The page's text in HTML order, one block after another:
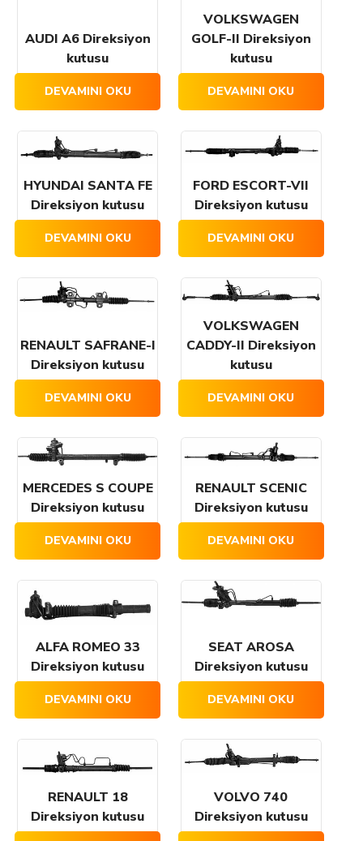
AUDI A6 Direksiyon
kutusu
DEVAMINI OKU
VOLKSWAGEN
GOLF-II Direksiyon
kutusu
DEVAMINI OKU
HYUNDAI SANTA FE
Direksiyon kutusu
DEVAMINI OKU
FORD ESCORT-VII
Direksiyon kutusu
DEVAMINI OKU
RENAULT SAFRANE-I
Direksiyon kutusu
DEVAMINI OKU
VOLKSWAGEN
CADDY-II Direksiyon
kutusu
DEVAMINI OKU
MERCEDES S COUPE
Direksiyon kutusu
DEVAMINI OKU
RENAULT SCENIC
Direksiyon kutusu
DEVAMINI OKU
ALFA ROMEO 33
Direksiyon kutusu
DEVAMINI OKU
SEAT AROSA
Direksiyon kutusu
DEVAMINI OKU
RENAULT 18
Direksiyon kutusu
VOLVO 740
Direksiyon kutusu